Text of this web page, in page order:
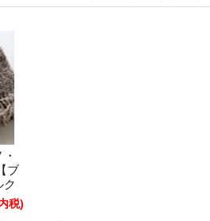
ブ
ク
税)